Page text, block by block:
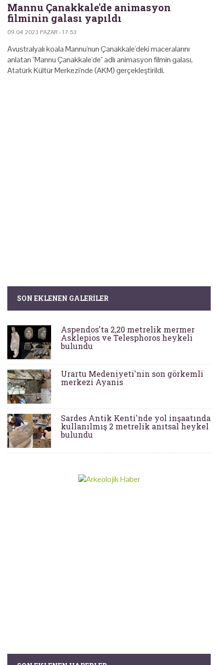
Mannu Çanakkale'de animasyon
filminin galası yapıldı
09.04.2023 PAZAR - 17:53
Avustralyalı koala Mannu'nun Çanakkale'deki maceralarını
anlatan "Mannu Çanakkale'de" adlı animasyon filmin galası,
Atatürk Kültür Merkezi'nde (AKM) gerçekleştirildi.
SON EKLENEN GALERILER
Aspendos'ta 2,20 metrelik mermer
Asklepios ve Telesphoros heykeli
bulundu
Urartu Medeniyeti'nin son görkemli
merkezi Ayanis
Sardes Antik Kenti'nde yol inşaatında
kullanılmış 2 metrelik anıtsal heykel
bulundu